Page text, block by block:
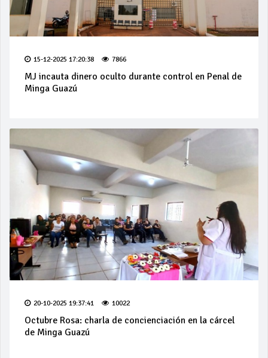
15-12-2025 17:20:38 7866
MJ incauta dinero oculto durante control en Penal de
Minga Guazú
20-10-2025 19:37:41 10022
Octubre Rosa: charla de concienciación en la cárcel
de Minga Guazú